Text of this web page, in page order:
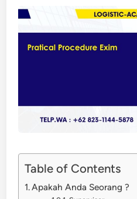
Table of Contents
Apakah Anda Seorang ?